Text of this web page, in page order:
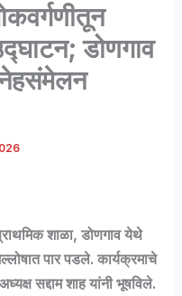
डोणगाव
शाळा, डोणगाव येथे
पार पडले. कार्यक्रमाचे
सद्दाम शाह यांनी भूषविले.